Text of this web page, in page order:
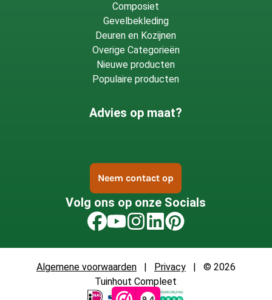
Composiet
Gevelbekleding
Deuren en Kozijnen
Overige Categorieën
Nieuwe producten
Populaire producten
Advies op maat?
Neem contact op
Volg ons op onze Socials
Algemene voorwaarden| Privacy| © 2026
Tuinhout Compleet